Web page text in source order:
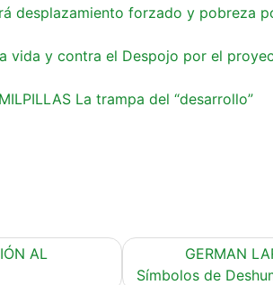
desplazamiento forzado y pobreza
vida y contra el Despojo por el
La trampa del “desarrollo”
AL
GERMAN
Símbolos de